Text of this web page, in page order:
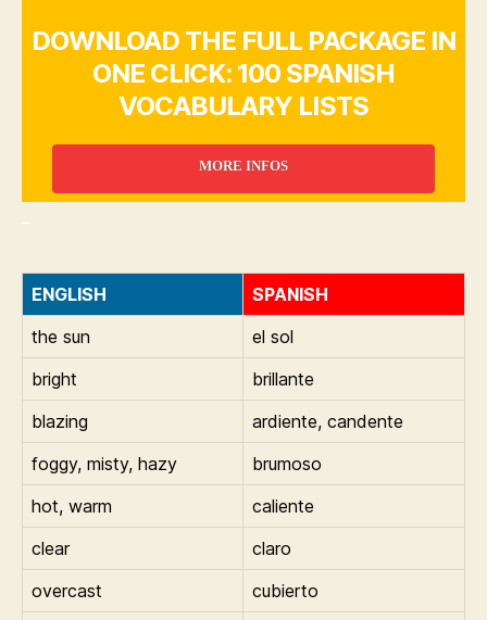
DOWNLOAD THE FULL PACKAGE IN
ONE CLICK: 100 SPANISH
VOCABULARY LISTS
MORE INFOS
ENGLISH
SPANISH
the sun
el sol
bright
brillante
blazing
ardiente, candente
foggy, misty, hazy
brumoso
hot, warm
caliente
clear
claro
overcast
cubierto